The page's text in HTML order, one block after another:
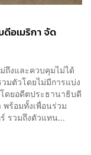
อเมริกา จัด
งและควบคุมไม่ได้
มตัวโดยไม่มีการแบ่ง
ยอดีตประธานาธิบดี
ร้อมทั้งเพื่อนร่วม
รวมถึงตัวแทน...